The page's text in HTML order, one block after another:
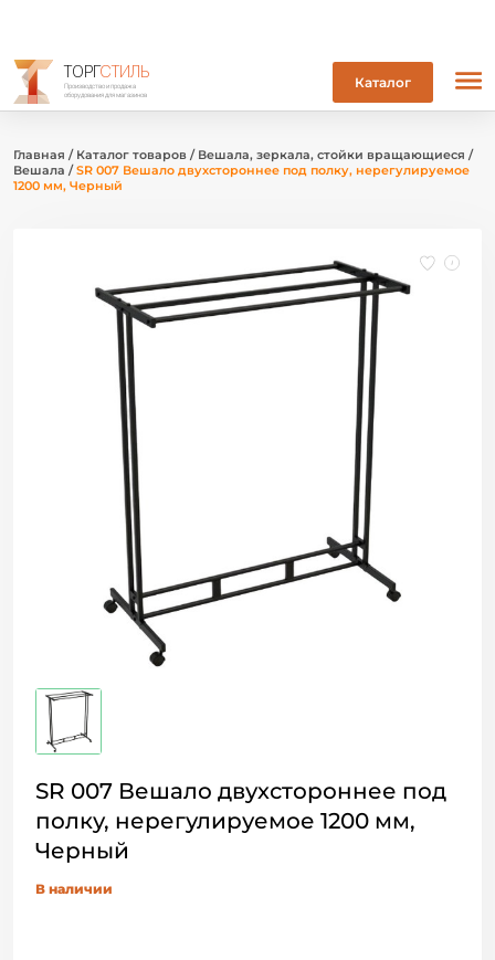
ТОРГСТИЛЬ
Производство и продажа
оборудования для магазинов
Каталог
Главная / Каталог товаров / Вешала, зеркала, стойки вращающиеся /
Вешала /SR 007 Вешало двухстороннее под полку, нерегулируемое
1200 мм, Черный
SR 007 Вешало двухстороннее под
полку, нерегулируемое 1200 мм,
Черный
В наличии